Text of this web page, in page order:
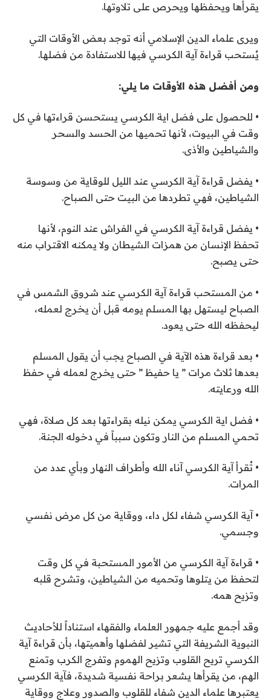
يقرأها ويحفظها ويحرص على تلاوتها.
ويرى علماء الدين الإسلامي أنه توجد بعض الأوقات التي
يُستحب قراءة آية الكرسي فيها للاستفادة من فضلها.
ومن أفضل هذه الأوقات ما يلي:
• للحصول على فضل اية الكرسي يستحسن قراءتها في كل
وقت في البيوت، لأنها تحميها من الحسد والسحر
والشياطين والأذى.
• يفضل قراءة آية الكرسي عند الليل للوقاية من وسوسة
الشياطين، فهي تطردها من البيت حتى الصباح.
• يفضل قراءة آية الكرسي في الفراش عند النوم، لأنها
تحفظ الإنسان من همزات الشيطان ولا يمكنه الاقتراب منه
حتى يصبح.
• من المستحب قراءة آية الكرسي عند شروق الشمس في
الصباح ليستهل بها المسلم يومه قبل أن يخرج لعمله،
ليحفظه الله حتى يعود.
• بعد قراءة هذه الآية في الصباح يجب أن يقول المسلم
بعدها ثلاث مرات ” يا حفيظ ” حتى يخرج لعمله في حفظ
الله ورعايته.
• فضل اية الكرسي يمكن نيله بقراءتها بعد كل صلاة، فهي
تحمي المسلم من النار وتكون سبباً في دخوله الجنة.
• تُقرأ آية الكرسي آناء الله وأطراف النهار وبأي عدد من
المرات.
• آية الكرسي شفاء لكل داء، ووقاية من كل مرض نفسي
وجسمي.
• قراءة آية الكرسي من الأمور المستحبة في كل وقت
لتحفظ من يتلوها وتحميه من الشياطين، وتشرح قلبه
وتزيح همه.
وقد أجمع عليه جمهور العلماء والفقهاء استناداً للأحاديث
النبوية الشريفة التي تشير لفضلها وأهميتها، بأن قراءة آية
الكرسي تريح القلوب وتزيح الهموم وتفرج الكرب وتمنع
الهم، من يقرأها يشعر براحة نفسية شديدة، فآية الكرسي
يعتبرها علماء الدين شفاء للقلوب والصدور وعلاج ووقاية